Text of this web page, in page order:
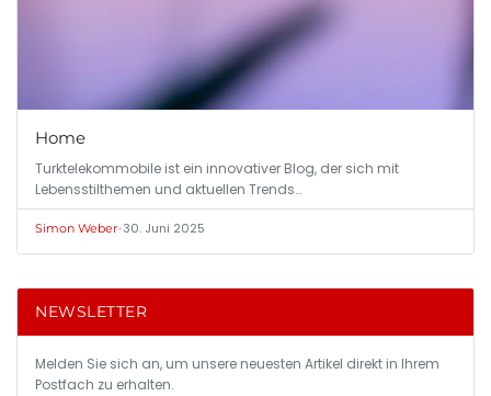
Home
Turktelekommobile ist ein innovativer Blog, der sich mit
Lebensstilthemen und aktuellen Trends…
Simon Weber•30. Juni 2025
NEWSLETTER
Melden Sie sich an, um unsere neuesten Artikel direkt in Ihrem
Postfach zu erhalten.